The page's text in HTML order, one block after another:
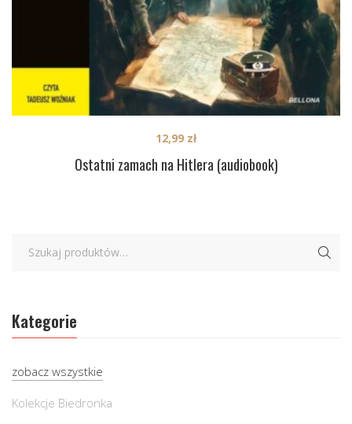
Ostatni zamach na Hitlera (audiobook)
12,99 zł
Kategorie
zobacz wszystkie
Kolekcje Biedronka